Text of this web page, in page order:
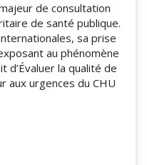
de consultation
de santé publique.
sa prise
au phénomène
d’Évaluer la qualité de
aux urgences du CHU